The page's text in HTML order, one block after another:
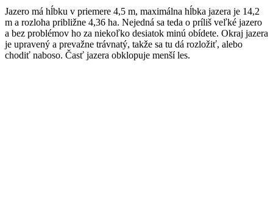
Jazero má hĺbku v priemere 4,5 m, maximálna hĺbka jazera je 14,2
m a rozloha približne 4,36 ha. Nejedná sa teda o príliš veľké jazero
a bez problémov ho za niekoľko desiatok minú obídete. Okraj jazera
je upravený a prevažne trávnatý, takže sa tu dá rozložiť, alebo
chodiť naboso. Časť jazera obklopuje menší les.